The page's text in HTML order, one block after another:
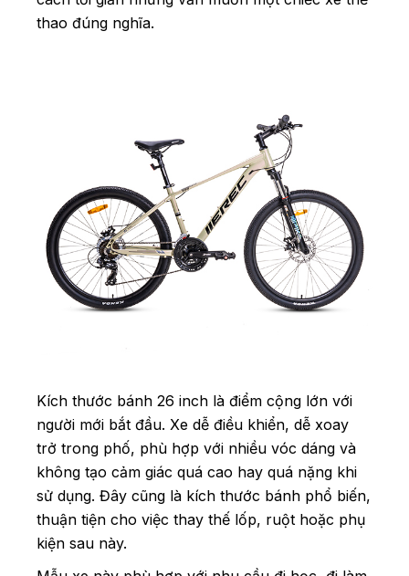
thao đúng nghĩa.
Kích thước bánh 26 inch là điểm cộng lớn với
người mới bắt đầu. Xe dễ điều khiển, dễ xoay
trở trong phố, phù hợp với nhiều vóc dáng và
không tạo cảm giác quá cao hay quá nặng khi
sử dụng. Đây cũng là kích thước bánh phổ biến,
thuận tiện cho việc thay thế lốp, ruột hoặc phụ
kiện sau này.